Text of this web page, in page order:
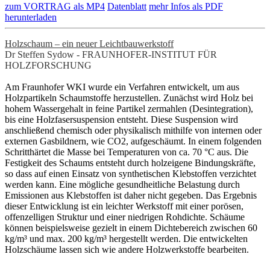
zum VORTRAG als MP4 Datenblatt mehr Infos als PDF
herunterladen
Holzschaum – ein neuer Leichtbauwerkstoff
Dr Steffen Sydow - FRAUNHOFER-INSTITUT FÜR
HOLZFORSCHUNG
Am Fraunhofer WKI wurde ein Verfahren entwickelt, um aus
Holzpartikeln Schaumstoffe herzustellen. Zunächst wird Holz bei
hohem Wassergehalt in feine Partikel zermahlen (Desintegration),
bis eine Holzfasersuspension entsteht. Diese Suspension wird
anschließend chemisch oder physikalisch mithilfe von internen oder
externen Gasbildnern, wie CO2, aufgeschäumt. In einem folgenden
Schritthärtet die Masse bei Temperaturen von ca. 70 °C aus. Die
Festigkeit des Schaums entsteht durch holzeigene Bindungskräfte,
so dass auf einen Einsatz von synthetischen Klebstoffen verzichtet
werden kann. Eine mögliche gesundheitliche Belastung durch
Emissionen aus Klebstoffen ist daher nicht gegeben. Das Ergebnis
dieser Entwicklung ist ein leichter Werkstoff mit einer porösen,
offenzelligen Struktur und einer niedrigen Rohdichte. Schäume
können beispielsweise gezielt in einem Dichtebereich zwischen 60
kg/m³ und max. 200 kg/m³ hergestellt werden. Die entwickelten
Holzschäume lassen sich wie andere Holzwerkstoffe bearbeiten.